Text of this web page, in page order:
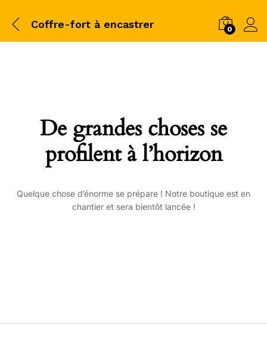
Coffre-fort à encastrer 0
De grandes choses se
profilent à l’horizon
Quelque chose d’énorme se prépare ! Notre boutique est en
chantier et sera bientôt lancée !